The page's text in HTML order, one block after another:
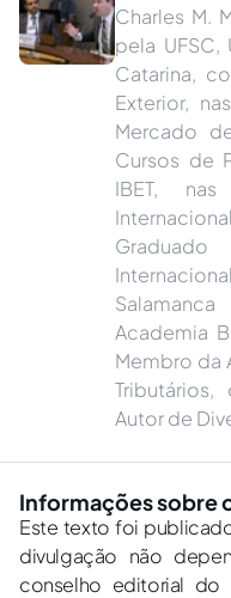
Charles M.
pela UFSC,
Catarina,
Exterior,
Mercado
Cursos de
IBET,
Academia
Membro da
Autor de
Informações sobre
Este texto foi
divulgação não
conselho editorial do